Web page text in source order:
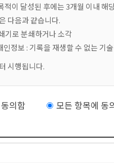
적이 달성된 후에는 3개월 이내 해
다음과 같습니다.
기로 분쇄하거나 소각
정보 : 기록을 재생할 수 없는 기
시행됩니다.
의함 모든 항목에 동